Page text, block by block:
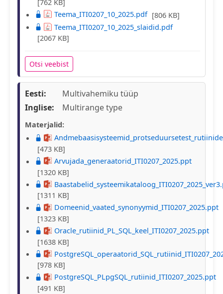
[762 KB]
Teema_ITI0207_10_2025.pdf [806 KB]
Teema_ITI0207_10_2025_slaidid.pdf
[2067 KB]
Otsi veebist
Eesti:
Multivahemiku tüüp
Inglise:
Multirange type
Materjalid:
[473 KB]
Arvujada_generaatorid_ITI0207_2025.ppt
[1320 KB]
[1311 KB]
Domeenid_vaated_synonyymid_ITI0207_2025.ppt
[1323 KB]
Oracle_rutiinid_PL_SQL_keel_ITI0207_2025.ppt
[1638 KB]
[978 KB]
PostgreSQL_PLpgSQL_rutiinid_ITI0207_2025.ppt
[491 KB]